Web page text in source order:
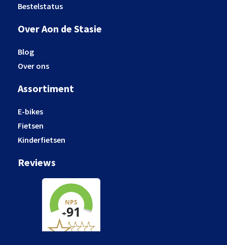
Bestelstatus
Over Aon de Stasie
Blog
Over ons
Assortiment
E-bikes
Fietsen
Kinderfietsen
Reviews